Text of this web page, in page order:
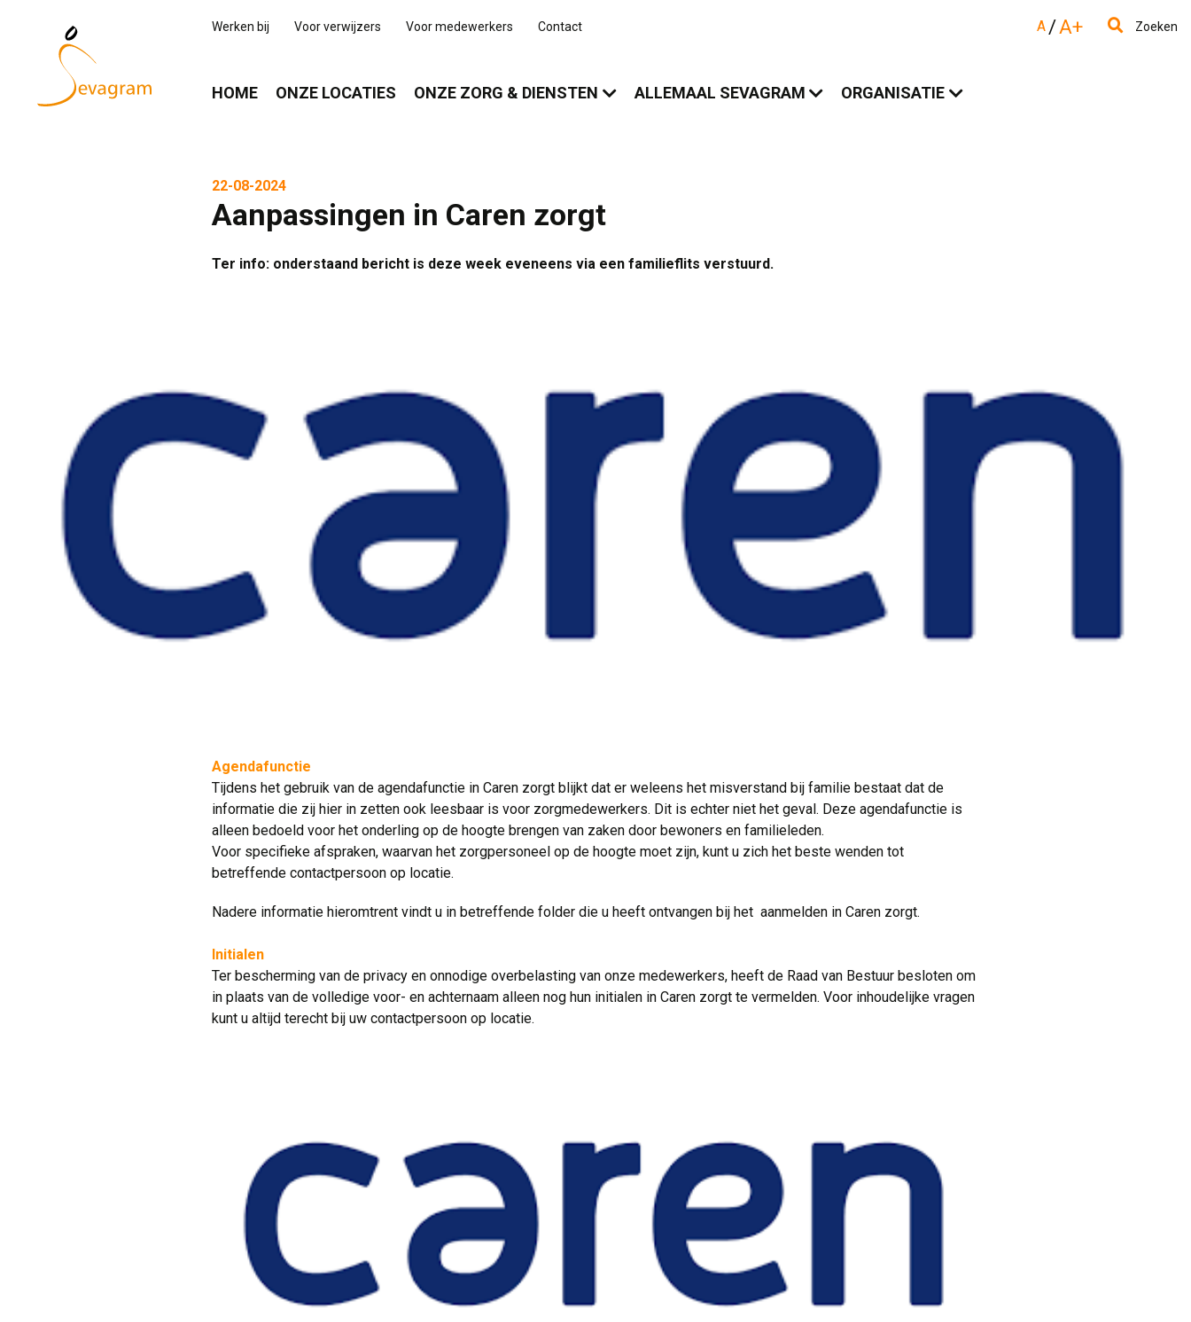
Werken bij Voor verwijzers Voor medewerkers Contact A /A+ Zoeken
HOME ONZE LOCATIES ONZE ZORG & DIENSTEN ALLEMAAL SEVAGRAM ORGANISATIE
22-08-2024
Aanpassingen in Caren zorgt
Ter info: onderstaand bericht is deze week eveneens via een familieflits verstuurd.
Agendafunctie
Tijdens het gebruik van de agendafunctie in Caren zorgt blijkt dat er weleens het misverstand bij familie bestaat dat de
informatie die zij hier in zetten ook leesbaar is voor zorgmedewerkers. Dit is echter niet het geval. Deze agendafunctie is
alleen bedoeld voor het onderling op de hoogte brengen van zaken door bewoners en familieleden.
Voor specifieke afspraken, waarvan het zorgpersoneel op de hoogte moet zijn, kunt u zich het beste wenden tot
betreffende contactpersoon op locatie.
Nadere informatie hieromtrent vindt u in betreffende folder die u heeft ontvangen bij het aanmelden in Caren zorgt.
Initialen
Ter bescherming van de privacy en onnodige overbelasting van onze medewerkers, heeft de Raad van Bestuur besloten om
in plaats van de volledige voor- en achternaam alleen nog hun initialen in Caren zorgt te vermelden. Voor inhoudelijke vragen
kunt u altijd terecht bij uw contactpersoon op locatie.